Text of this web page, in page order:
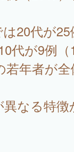
20代が25
代が9例（
若年者が
なる特徴